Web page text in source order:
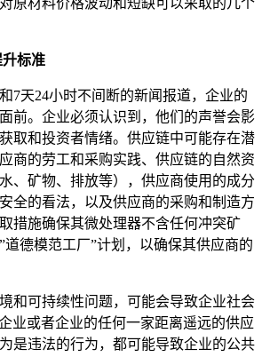
原材料价格波动和短缺可以采取的几个
标准
7天24小时不间断的新闻报道，企业的
前。企业必须认识到，他们的声誉会影
取和投资者情绪。供应链中可能存在潜
商的劳工和采购实践、供应链的自然资
、矿物、排放等），供应商使用的成分
全的看法，以及供应商的采购和制造方
措施确保其微处理器不含任何冲突矿
道德模范工厂”计划，以确保其供应商的
和可持续性问题，可能会导致企业社会
业或者企业的任何一家距离遥远的供应
是违法的行为，都可能导致企业的公共